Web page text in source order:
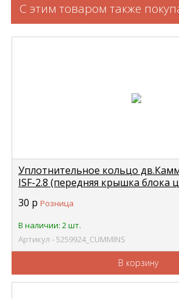
С этим товаром также
Уплотнительное кольцо
ISF-2.8 (передняя крышка блока
30 р Розница
В наличии: 2 шт.
Артикул - 5259924_CUMMINS
В корзину